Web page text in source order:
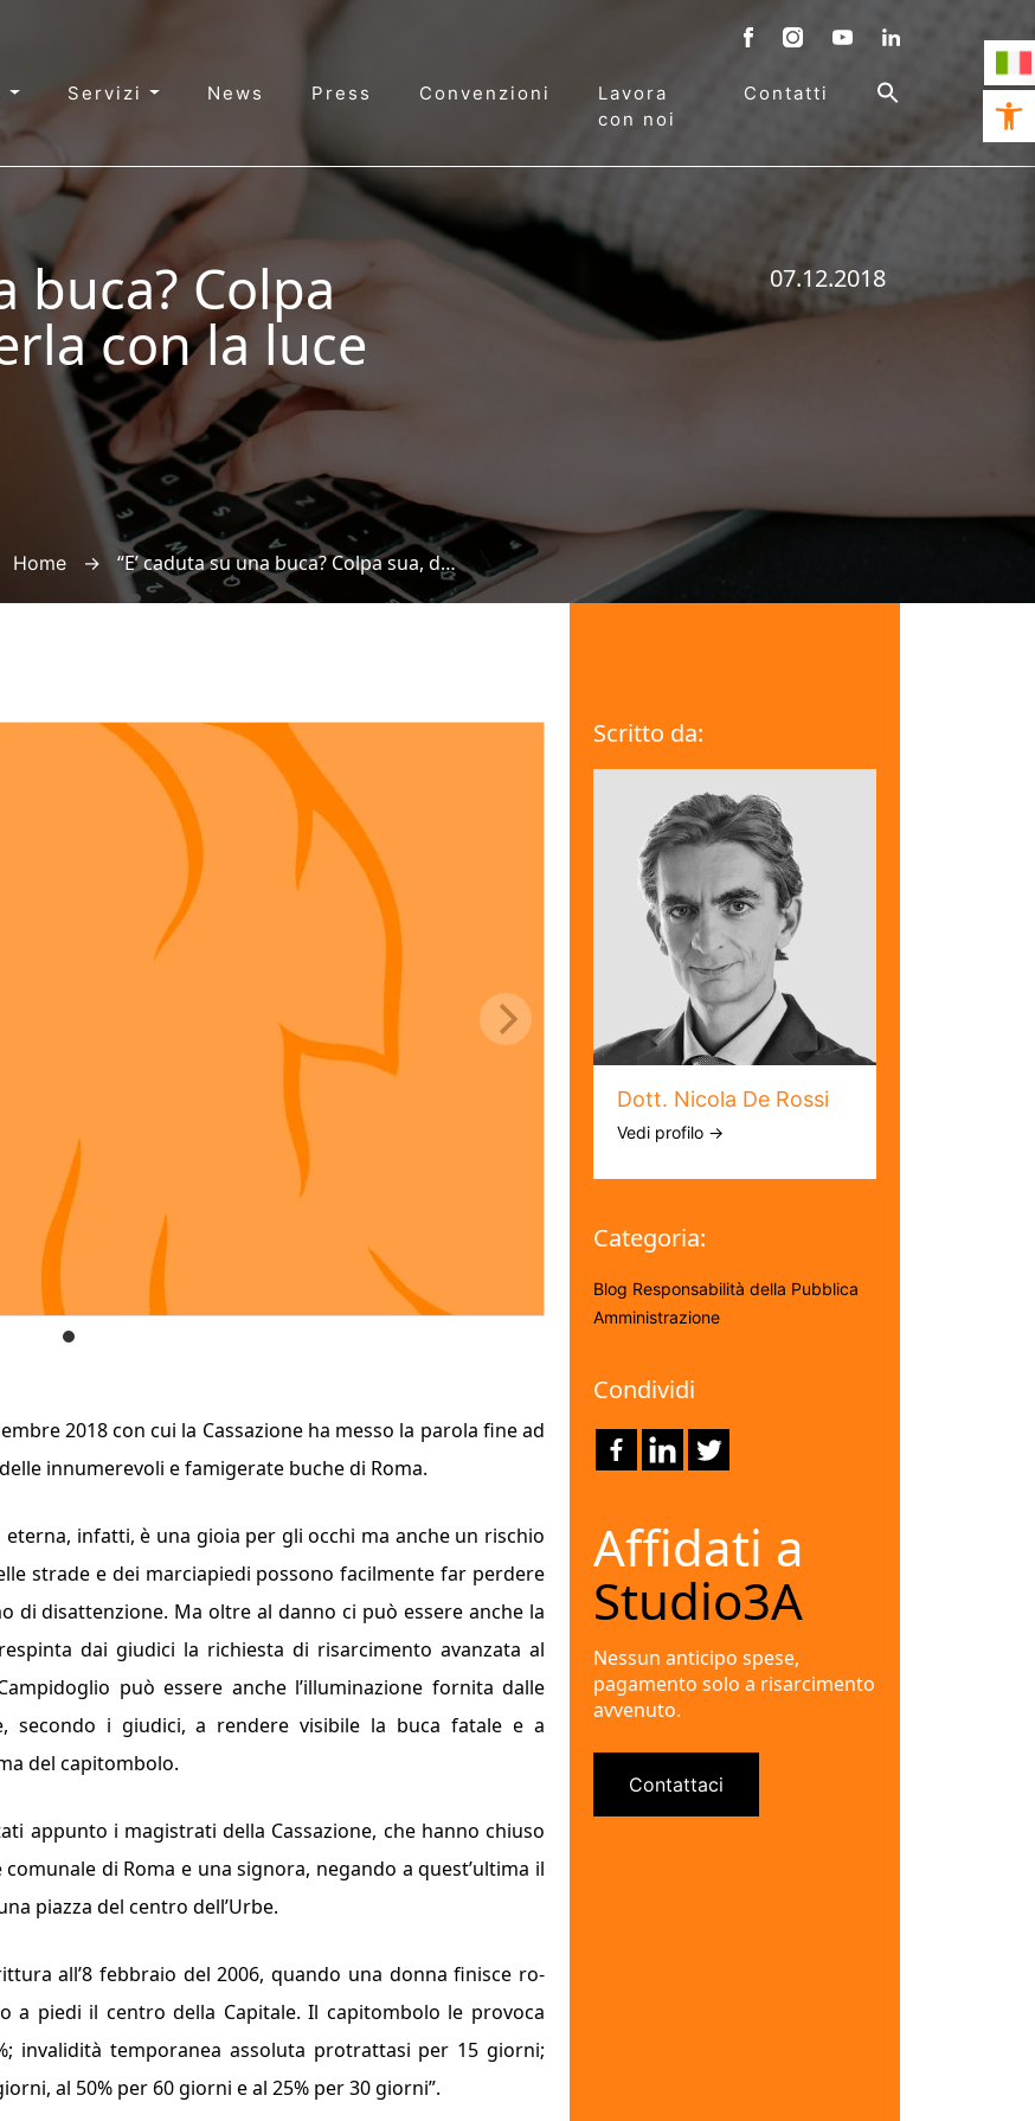
Servizi News Press Convenzioni
Lavora
con noi
Contatti
buca? Colpa
con la luce
07.12.2018
Home → “E’ caduta su una buca? Colpa sua, doveva vederla con la luce dei negozi”
2018 con cui la Cassazione ha messo la parola fine ad
innumerevoli e famigerate buche di Roma.
infatti, è una gio­ia per gli occhi ma anche un rischio
stra­de e dei marciapiedi possono facilmente far perdere
di disattenzione. Ma ol­tre al danno ci può essere anche la
dai giu­dici la richiesta di risarcimen­to avanzata al
può essere anche l’illuminazione fornita dalle
secon­do i giudici, a rendere visibile la buca fatale e a
del capitom­bolo.
appunto i ma­gistrati della Cassazione, che hanno chiuso
di Ro­ma e una signora, negando a quest’ultima il
piazza del centro dell’Urbe.
all’8 febbraio del 2006, quando una donna finisce ro­
a piedi il centro della Capitale. Il capitom­bolo le provoca
invalidità tempo­ranea assoluta protrattasi per 15 giorni;
al 50% per 60 giorni e al 25% per 30 giorni”.
Scritto da:
Dott. Nicola De Rossi
Vedi profilo →
Categoria:
Blog Responsabilità della Pubblica
Amministrazione
Condividi
Affidati a
Studio3A
Nessun anticipo spese,
pagamento solo a risarcimento
avvenuto.
Contattaci